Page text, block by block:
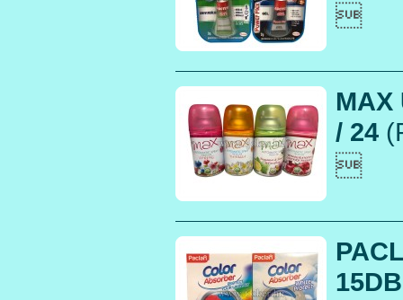

MAX
/ 24
